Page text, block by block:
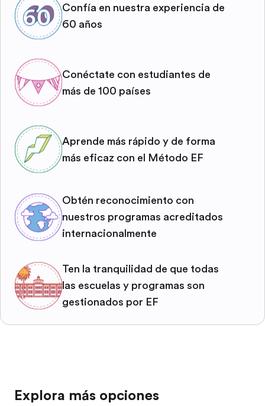
Confía en nuestra experiencia de
60 años
Conéctate con estudiantes de
más de 100 países
Aprende más rápido y de forma
más eficaz con el Método EF
Obtén reconocimiento con
nuestros programas acreditados
internacionalmente
Ten la tranquilidad de que todas
las escuelas y programas son
gestionados por EF
Explora más opciones